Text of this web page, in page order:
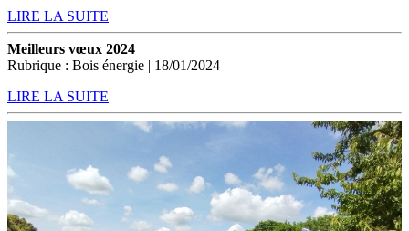
LIRE LA SUITE
Meilleurs vœux 2024
Rubrique : Bois énergie | 18/01/2024
LIRE LA SUITE